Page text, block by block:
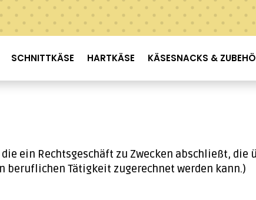
SCHNITTKÄSE HARTKÄSE KÄSESNACKS &
ein Rechtsgeschäft zu Zwecken abschließt, die
beruflichen Tätigkeit zugerechnet werden kann.)